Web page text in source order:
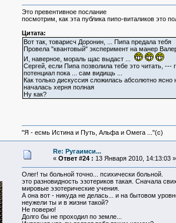
Это превентивное послание
посмотрим, как эта публика пипо-виталиков это
Цитата:
Вот так, товарисч Доронин, ... Пипа предала тебя
Провела "квантовый" эксперимент на манер
И, наверное, мораль щас выдаст ...
Сергей, если Пипа позволила тебе это читать,
потенциал пока ... сам видищь ...
Как только дискуссия сложилась абсолютно
началась херня полная
Ну как?
"Я - есмь Истина и Путь, Альфа и Омега ..."(с)
Re: Ругаимси...
« Ответ #24 : 13 Января 2010, 14:13:03 »
Олег! ты больной точно... психически больной.
это разновидность эзотериков такая. Сначала
мировые эзотерические учения.
А она вот - никуда не делась... и на бытовом
неужели ты и в жизни такой?
Не поверю!
Долго бы не проходил по земле...